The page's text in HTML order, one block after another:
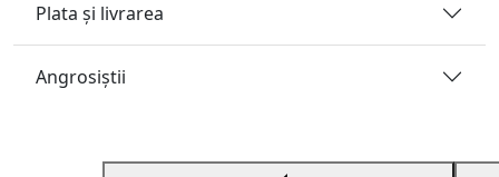
Plata și livrarea
Angrosiştii